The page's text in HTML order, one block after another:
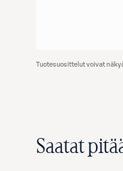
Tuotesuosittelut voivat
Saatat